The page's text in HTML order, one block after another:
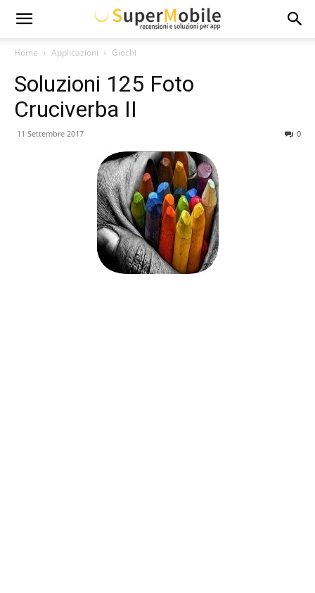
Super
Mobile
Home Applicazioni Giochi
Soluzioni 125 Foto
Cruciverba II
11 Settembre 2017 0